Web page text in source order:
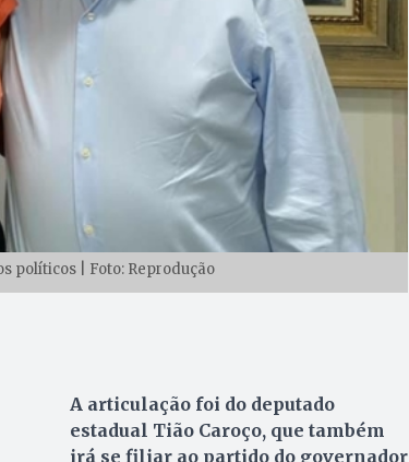
políticos | Foto: Reprodução
A articulação foi do deputado
estadual Tião Caroço, que também
irá se filiar ao partido do governador